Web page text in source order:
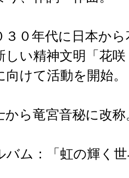
３０年代に日本か
しい精神文明「花
向けて活動を開始。
から竜宮音秘に改称
バム：「虹の輝く